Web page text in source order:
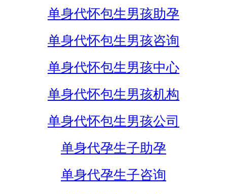
单身代怀包生男孩助孕
单身代怀包生男孩咨询
单身代怀包生男孩中心
单身代怀包生男孩机构
单身代怀包生男孩公司
单身代孕生子助孕
单身代孕生子咨询